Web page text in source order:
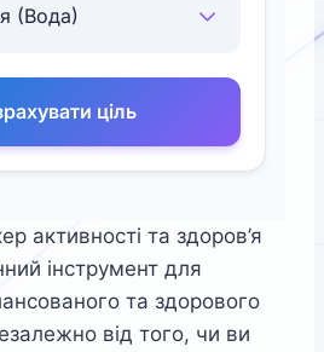
ціль
активності та здоров’я
інструмент для
та здорового
від того, чи ви